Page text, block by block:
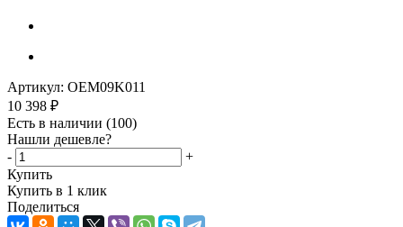
Артикул: OEM09K011
10 398 ₽
Есть в наличии (100)
Нашли дешевле?
-
+
Купить
Купить в 1 клик
Поделиться